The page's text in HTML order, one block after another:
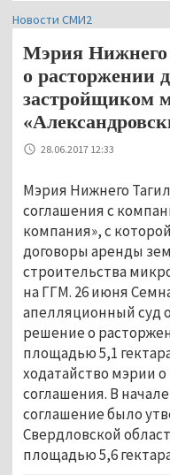
Новости СМИ2
Мэрия Нижнего
о расторжении
застройщиком
28.06.2017 12:33
Мэрия Нижнего
соглашения с
компания», с
договоры аренды
строительства
на ГГМ. 26 июня
апелляционный суд
решение о
площадью 5,1
ходатайство мэрии
соглашения. В
соглашение было
Свердловской
площадью 5,6